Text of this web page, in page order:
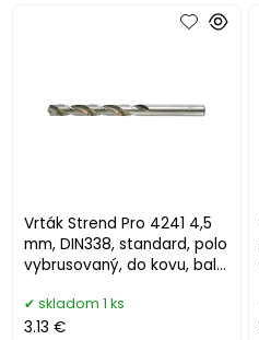
Vrták Strend Pro 4241 4,5
mm, DIN338, standard, polo
vybrusovaný, do kovu, bal.
skladom 1 ks
3.13 €